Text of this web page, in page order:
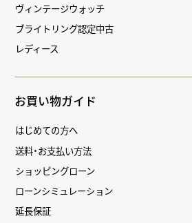
ヴィンテージウォッチ
ブライトリング認定中古
レディース
お買い物ガイド
はじめての方へ
送料・お支払い方法
ショッピングローン
ローンシミュレーション
延長保証